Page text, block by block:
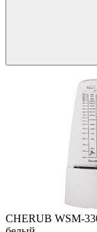
CHERUB WSM-